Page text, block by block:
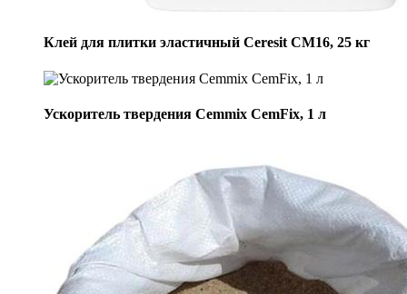
Клей для плитки эластичный Ceresit CM16, 25 кг
Ускоритель твердения Cemmix CemFix, 1 л